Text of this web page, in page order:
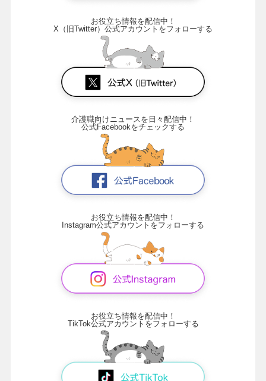
お役立ち情報を配信中！
X（旧Twitter）公式アカウントをフォローする
介護職向けニュースを日々配信中！
公式Facebookをチェックする
お役立ち情報を配信中！
Instagram公式アカウントをフォローする
お役立ち情報を配信中！
TikTok公式アカウントをフォローする